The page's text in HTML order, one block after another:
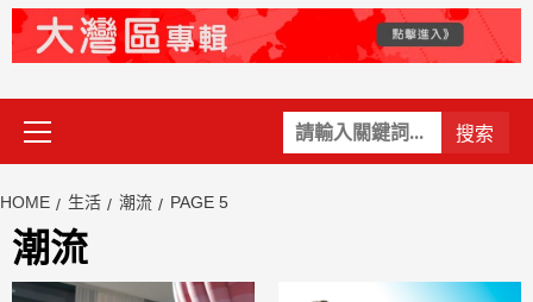
關
鍵
Primary
Menu
HOME 生活 潮流 PAGE 5
潮流